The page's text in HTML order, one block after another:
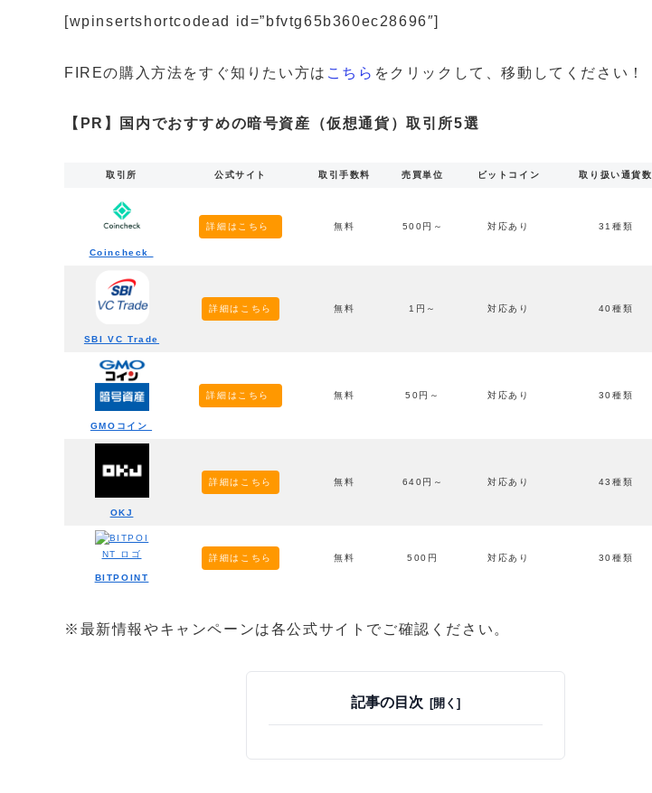
[wpinsertshortcodead id=”bfvtg65b360ec28696″]
FIREの購入方法をすぐ知りたい方は こちら をクリックして、移動してください！
【PR】国内でおすすめの暗号資産（仮想通貨）取引所5選
取引所 公式サイト 取引手数料 売買単位 ビットコイン 取り扱い通貨数
Coincheck
詳細はこちら 無料 500円～ 対応あり 31種類
SBI VC Trade
詳細はこちら 無料 1円～ 対応あり 40種類
GMOコイン
詳細はこちら 無料 50円～ 対応あり 30種類
OKJ
詳細はこちら 無料 640円～ 対応あり 43種類
BITPOINT
詳細はこちら 無料 500円 対応あり 30種類
※最新情報やキャンペーンは各公式サイトでご確認ください。
記事の目次